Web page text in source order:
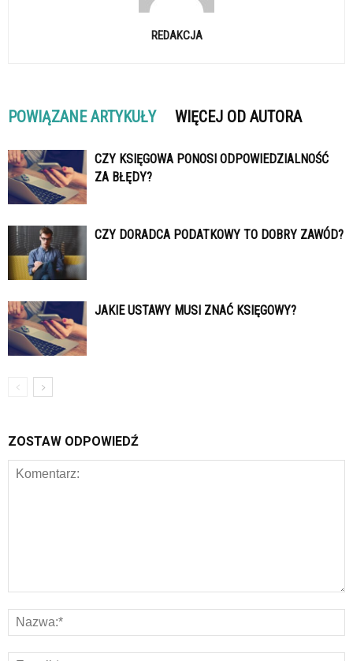
REDAKCJA
POWIĄZANE ARTYKUŁY WIĘCEJ OD AUTORA
CZY KSIĘGOWA PONOSI ODPOWIEDZIALNOŚĆ
ZA BŁĘDY?
CZY DORADCA PODATKOWY TO DOBRY ZAWÓD?
JAKIE USTAWY MUSI ZNAĆ KSIĘGOWY?
ZOSTAW ODPOWIEDŹ